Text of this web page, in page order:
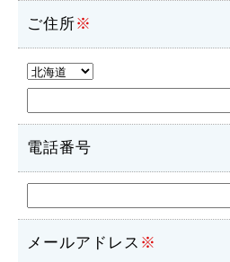
ご住所※
電話番号
メールアドレス ※